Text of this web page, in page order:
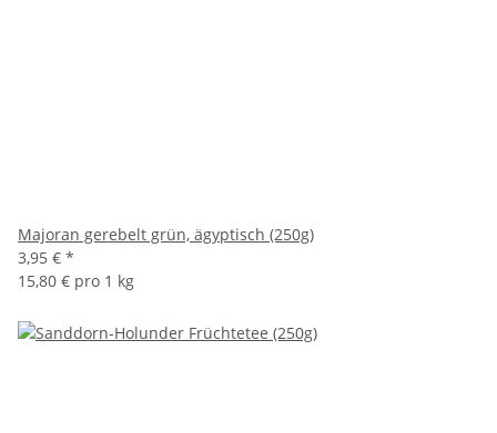
Majoran gerebelt grün, ägyptisch (250g)
3,95 € *
15,80 € pro 1 kg